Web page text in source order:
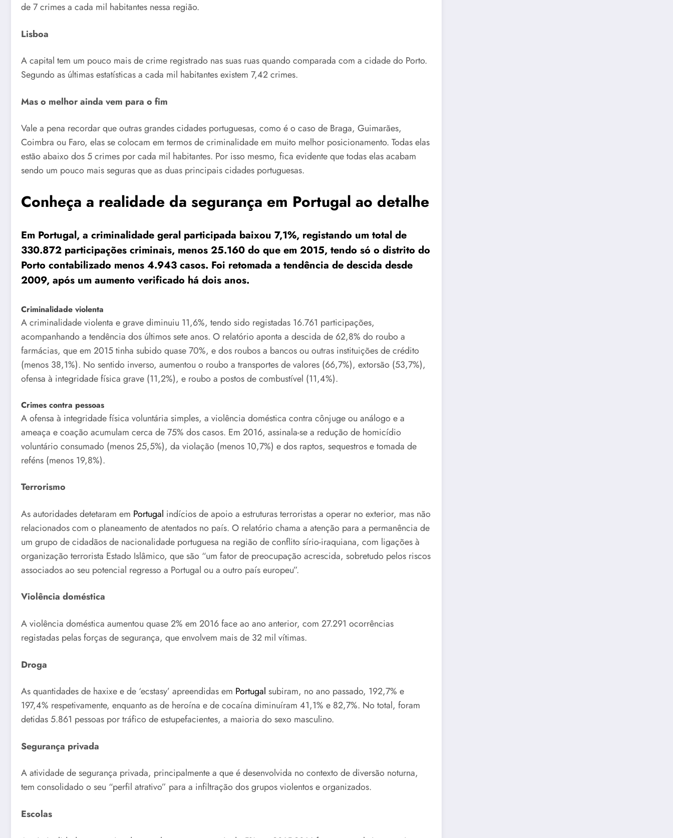
de 7 crimes a cada mil habitantes nessa região.
Lisboa
A capital tem um pouco mais de crime registrado nas suas ruas quando comparada com a cidade do Porto.
Segundo as últimas estatísticas a cada mil habitantes existem 7,42 crimes.
Mas o melhor ainda vem para o fim
Vale a pena recordar que outras grandes cidades portuguesas, como é o caso de Braga, Guimarães,
Coimbra ou Faro, elas se colocam em termos de criminalidade em muito melhor posicionamento. Todas elas
estão abaixo dos 5 crimes por cada mil habitantes. Por isso mesmo, fica evidente que todas elas acabam
sendo um pouco mais seguras que as duas principais cidades portuguesas.
Conheça a realidade da segurança em Portugal ao detalhe
Em Portugal, a criminalidade geral participada baixou 7,1%, registando um total de
330.872 participações criminais, menos 25.160 do que em 2015, tendo só o distrito do
Porto contabilizado menos 4.943 casos. Foi retomada a tendência de descida desde
2009, após um aumento verificado há dois anos.
Criminalidade violenta
A criminalidade violenta e grave diminuiu 11,6%, tendo sido registadas 16.761 participações,
acompanhando a tendência dos últimos sete anos. O relatório aponta a descida de 62,8% do roubo a
farmácias, que em 2015 tinha subido quase 70%, e dos roubos a bancos ou outras instituições de crédito
(menos 38,1%). No sentido inverso, aumentou o roubo a transportes de valores (66,7%), extorsão (53,7%),
ofensa à integridade física grave (11,2%), e roubo a postos de combustível (11,4%).
Crimes contra pessoas
A ofensa à integridade física voluntária simples, a violência doméstica contra cônjuge ou análogo e a
ameaça e coação acumulam cerca de 75% dos casos. Em 2016, assinala-se a redução de homicídio
voluntário consumado (menos 25,5%), da violação (menos 10,7%) e dos raptos, sequestros e tomada de
reféns (menos 19,8%).
Terrorismo
As autoridades detetaram em Portugal indícios de apoio a estruturas terroristas a operar no exterior, mas não
relacionados com o planeamento de atentados no país. O relatório chama a atenção para a permanência de
um grupo de cidadãos de nacionalidade portuguesa na região de conflito sírio-iraquiana, com ligações à
organização terrorista Estado Islâmico, que são “um fator de preocupação acrescida, sobretudo pelos riscos
associados ao seu potencial regresso a Portugal ou a outro país europeu”.
Violência doméstica
A violência doméstica aumentou quase 2% em 2016 face ao ano anterior, com 27.291 ocorrências
registadas pelas forças de segurança, que envolvem mais de 32 mil vítimas.
Droga
As quantidades de haxixe e de ‘ecstasy’ apreendidas em Portugal subiram, no ano passado, 192,7% e
197,4% respetivamente, enquanto as de heroína e de cocaína diminuíram 41,1% e 82,7%. No total, foram
detidas 5.861 pessoas por tráfico de estupefacientes, a maioria do sexo masculino.
Segurança privada
A atividade de segurança privada, principalmente a que é desenvolvida no contexto de diversão noturna,
tem consolidado o seu “perfil atrativo” para a infiltração dos grupos violentos e organizados.
Escolas